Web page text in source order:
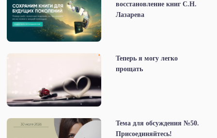
восстановление книг С.Н.
Лазарева
Теперь я могу легко
прощать
Тема для обсуждения №50.
Присоединяйтесь!